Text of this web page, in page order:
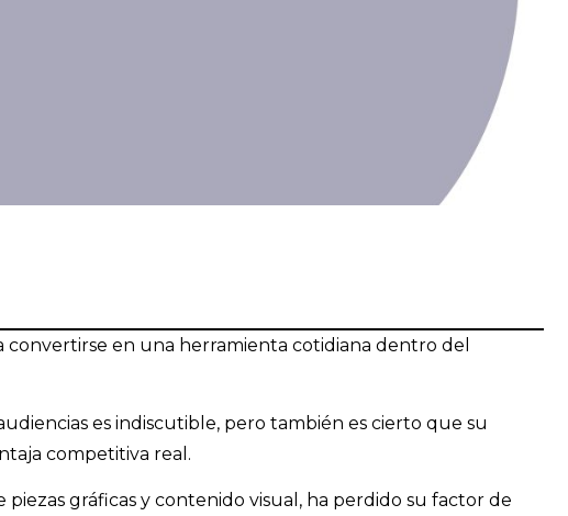
convertirse en una herramienta cotidiana dentro del
es indiscutible, pero también es cierto que su
competitiva real.
gráficas y contenido visual, ha perdido su factor de